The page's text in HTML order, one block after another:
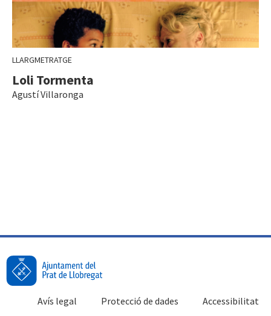
LLARGMETRATGE
Loli Tormenta
Agustí Villaronga
Accessibilitat
Protecció de dades
Avís legal